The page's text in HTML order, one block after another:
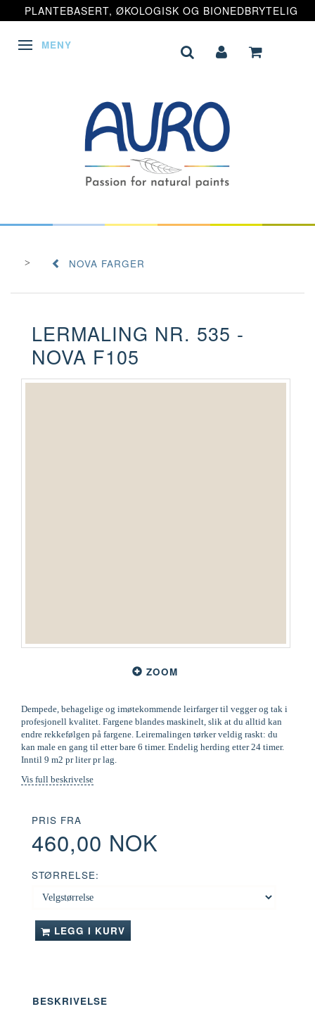
PLANTEBASERT, ØKOLOGISK OG BIONEDBRYTELIG
VEKSLE NAVIGASJON
MENY
NOVA FARGER
LERMALING NR. 535 -
NOVA F105
ZOOM
Dempede, behagelige og imøtekommende leirfarger til vegger og tak i
profesjonell kvalitet. Fargene blandes maskinelt, slik at du alltid kan
endre rekkefølgen på fargene. Leiremalingen tørker veldig raskt: du
kan male en gang til etter bare 6 timer. Endelig herding etter 24 timer.
Inntil 9 m2 pr liter pr lag.
Vis full beskrivelse
PRIS FRA
460,00 NOK
STØRRELSE:
LEGG I KURV
BESKRIVELSE